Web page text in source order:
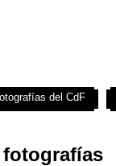
del CdF